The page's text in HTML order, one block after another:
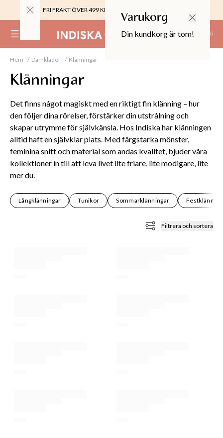
FRI FRAKT ÖVER 499 KR |
PANTS
0)
Varukorg
Din kundkorg är tom!
Hem Damkläder Klänningar
Klänningar
Det finns något magiskt med en riktigt fin klänning – hur
den följer dina rörelser, förstärker din utstrålning och
skapar utrymme för självkänsla. Hos Indiska har klänningen
alltid haft en självklar plats. Med färgstarka mönster,
feminina snitt och material som andas kvalitet, bjuder våra
kollektioner in till att leva livet lite friare, lite modigare, lite
mer du.
Långklänningar Tunikor Sommarklänningar
Filtrera och sortera